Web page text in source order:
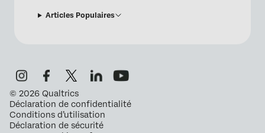
Articles Populaires
© 2026 Qualtrics
Déclaration de confidentialité
Conditions d’utilisation
Déclaration de sécurité